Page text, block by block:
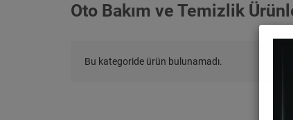
Oto Bakım ve Temizlik
Bu kategoride ürün bulunamadı.